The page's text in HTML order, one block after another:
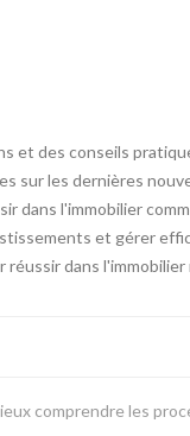
et des conseils
sur les dernières
l'immobilier
et gérer
dans l'immobilier
comprendre les